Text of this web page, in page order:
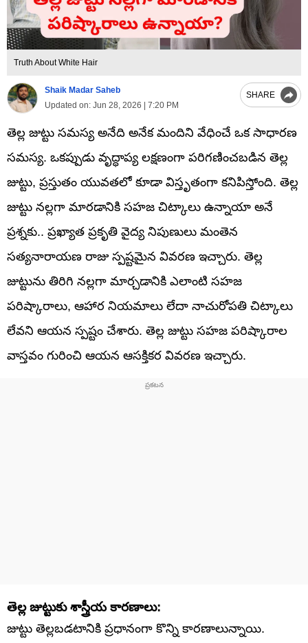
Truth About White Hair
Shaik Madar Saheb
Updated on: Jun 28, 2026 | 7:20 PM
SHARE
తెల్ల జుట్టు సమస్య అనేది అనేక మందిని వేధించే ఒక సాధారణ
సమస్య. ఒకప్పుడు వృద్ధాప్య లక్షణంగా పరిగణించబడిన తెల్ల
జుట్టు, ప్రస్తుతం యువతలో కూడా విస్తృతంగా కనిపిస్తోంది. తెల్ల
జుట్టు నల్లగా మారడానికి సహజ చిట్కాలు ఉన్నాయా అనే
ప్రశ్నకు.. ప్రఖ్యాత ప్రకృతి వైద్య నిపుణులు మంతెన
సత్యనారాయణ రాజు స్పష్టమైన వివరణ ఇచ్చారు. తెల్ల
జుట్టును తిరిగి నల్లగా మార్చడానికి ఎలాంటి సహజ
పరిష్కారాలు, ఆహార నియమాలు లేదా నాచురోపతి చిట్కాలు
లేవని ఆయన స్పష్టం చేశారు. తెల్ల జుట్టు సహజ పరిష్కారాల
వాస్తవం గురించి ఆయన ఆసక్తికర వివరణ ఇచ్చారు.
తెల్ల జుట్టుకు శాస్త్రీయ కారణాలు:
జుట్టు తెల్లబడటానికి ప్రధానంగా కొన్ని కారణాలున్నాయి.